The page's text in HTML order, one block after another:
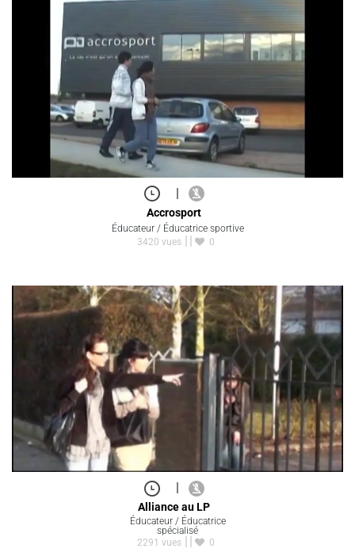
|
Accrosport
Éducateur / Éducatrice sportive
3420 vues
0
|
Alliance au LP
Éducateur / Éducatrice
spécialisé
2291 vues
0